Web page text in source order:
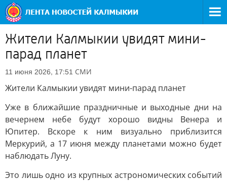
Жители Калмыкии увидят мини-
парад планет
11 июня 2026, 17:51 СМИ
Жители Калмыкии увидят мини-парад планет
Уже в ближайшие праздничные и выходные дни на
вечернем небе будут хорошо видны Венера и
Юпитер. Вскоре к ним визуально приблизится
Меркурий, а 17 июня между планетами можно будет
наблюдать Луну.
Это лишь одно из крупных астрономических событий